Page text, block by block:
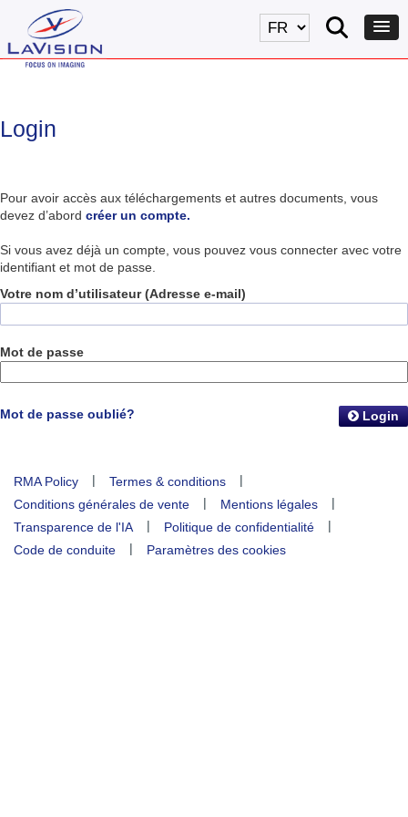
Login
Pour avoir accès aux téléchargements et autres documents, vous
devez d’abord créer un compte.
Si vous avez déjà un compte, vous pouvez vous connecter avec votre
identifiant et mot de passe.
Votre nom d’utilisateur (Adresse e-mail)
Mot de passe
Mot de passe oublié? Login
RMA Policy | Termes & conditions
|
Conditions générales de vente
| Mentions légales
|
Transparence de l'IA
| Politique de confidentialité
|
Code de conduite
| Paramètres des cookies